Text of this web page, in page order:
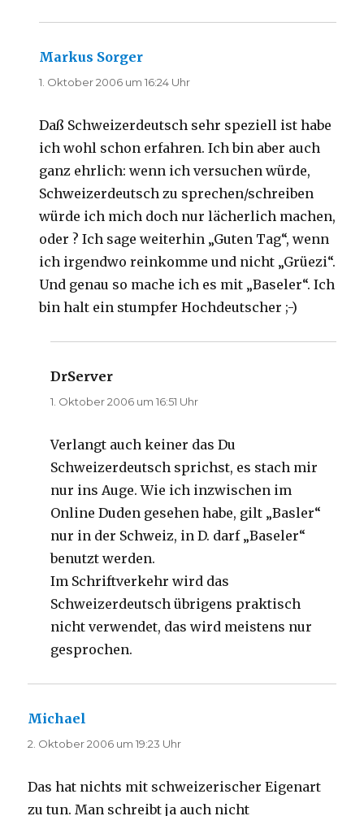
Markus Sorger
1. Oktober 2006 um 16:24 Uhr
Daß Schweizerdeutsch sehr speziell ist habe
ich wohl schon erfahren. Ich bin aber auch
ganz ehrlich: wenn ich versuchen würde,
Schweizerdeutsch zu sprechen/schreiben
würde ich mich doch nur lächerlich machen,
oder ? Ich sage weiterhin „Guten Tag“, wenn
ich irgendwo reinkomme und nicht „Grüezi“.
Und genau so mache ich es mit „Baseler“. Ich
bin halt ein stumpfer Hochdeutscher ;-)
DrServer
1. Oktober 2006 um 16:51 Uhr
Verlangt auch keiner das Du
Schweizerdeutsch sprichst, es stach mir
nur ins Auge. Wie ich inzwischen im
Online Duden gesehen habe, gilt „Basler“
nur in der Schweiz, in D. darf „Baseler“
benutzt werden.
Im Schriftverkehr wird das
Schweizerdeutsch übrigens praktisch
nicht verwendet, das wird meistens nur
gesprochen.
Michael
2. Oktober 2006 um 19:23 Uhr
Das hat nichts mit schweizerischer Eigenart
zu tun. Man schreibt ja auch nicht